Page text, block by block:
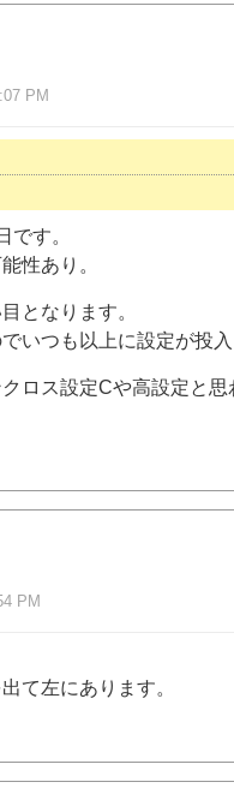
PM
です。
性あり。
となります。
いつも以上に設定が投
ロス設定Cや高設定と
PM
て左にあります。